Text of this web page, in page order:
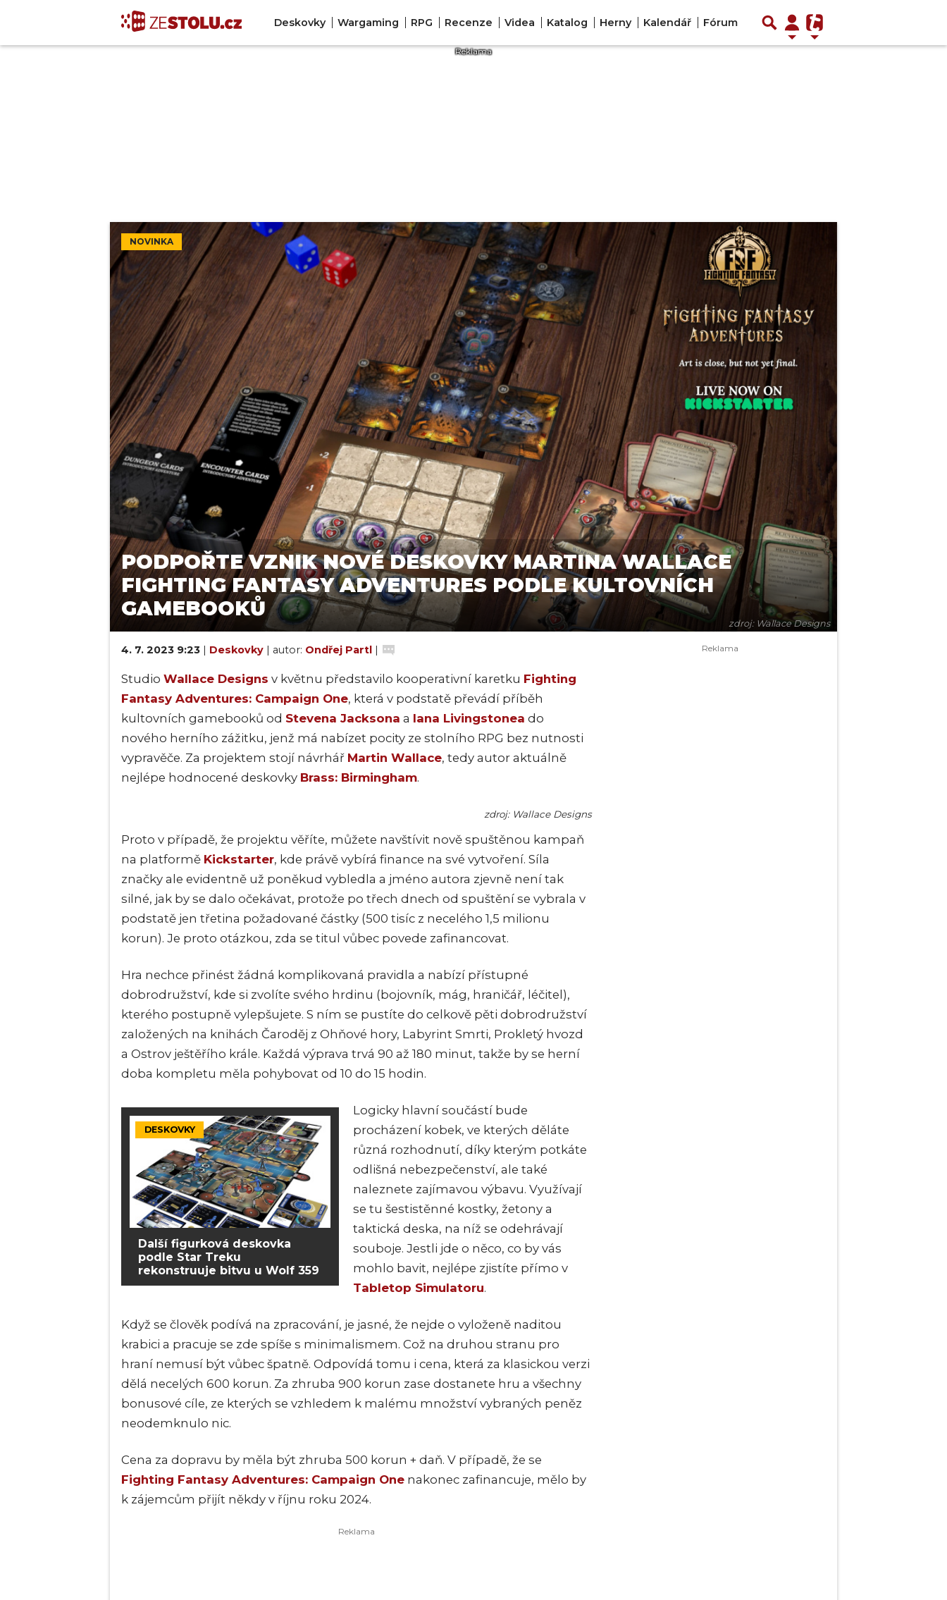
Deskovky Wargaming RPG Recenze Videa Katalog Herny Kalendář Fórum
NOVINKA
zdroj: Wallace Designs
PODPOŘTE VZNIK NOVÉ DESKOVKY MARTINA WALLACE
FIGHTING FANTASY ADVENTURES PODLE KULTOVNÍCH
GAMEBOOKŮ
4. 7. 2023 9:23 | Deskovky | autor: Ondřej Partl |
Studio Wallace Designs v květnu představilo kooperativní karetku Fighting
Fantasy Adventures: Campaign One, která v podstatě převádí příběh
kultovních gamebooků od Stevena Jacksona a Iana Livingstonea do
nového herního zážitku, jenž má nabízet pocity ze stolního RPG bez nutnosti
vypravěče. Za projektem stojí návrhář Martin Wallace, tedy autor aktuálně
nejlépe hodnocené deskovky Brass: Birmingham.
zdroj: Wallace Designs
Proto v případě, že projektu věříte, můžete navštívit nově spuštěnou kampaň
na platformě Kickstarter, kde právě vybírá finance na své vytvoření. Síla
značky ale evidentně už poněkud vybledla a jméno autora zjevně není tak
silné, jak by se dalo očekávat, protože po třech dnech od spuštění se vybrala v
podstatě jen třetina požadované částky (500 tisíc z necelého 1,5 milionu
korun). Je proto otázkou, zda se titul vůbec povede zafinancovat.
Hra nechce přinést žádná komplikovaná pravidla a nabízí přístupné
dobrodružství, kde si zvolíte svého hrdinu (bojovník, mág, hraničář, léčitel),
kterého postupně vylepšujete. S ním se pustíte do celkově pěti dobrodružství
založených na knihách Čaroděj z Ohňové hory, Labyrint Smrti, Prokletý hvozd
a Ostrov ještěřího krále. Každá výprava trvá 90 až 180 minut, takže by se herní
doba kompletu měla pohybovat od 10 do 15 hodin.
DESKOVKY
Další figurková deskovka
podle Star Treku
rekonstruuje bitvu u Wolf 359
Logicky hlavní součástí bude
procházení kobek, ve kterých děláte
různá rozhodnutí, díky kterým potkáte
odlišná nebezpečenství, ale také
naleznete zajímavou výbavu. Využívají
se tu šestistěnné kostky, žetony a
taktická deska, na níž se odehrávají
souboje. Jestli jde o něco, co by vás
mohlo bavit, nejlépe zjistíte přímo v
Tabletop Simulatoru.
Když se člověk podívá na zpracování, je jasné, že nejde o vyloženě naditou
krabici a pracuje se zde spíše s minimalismem. Což na druhou stranu pro
hraní nemusí být vůbec špatně. Odpovídá tomu i cena, která za klasickou verzi
dělá necelých 600 korun. Za zhruba 900 korun zase dostanete hru a všechny
bonusové cíle, ze kterých se vzhledem k malému množství vybraných peněz
neodemknulo nic.
Cena za dopravu by měla být zhruba 500 korun + daň. V případě, že se
Fighting Fantasy Adventures: Campaign One nakonec zafinancuje, mělo by
k zájemcům přijít někdy v říjnu roku 2024.